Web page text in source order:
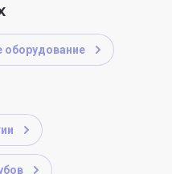
оборудование